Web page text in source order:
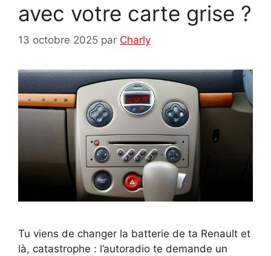
avec votre carte grise ?
13 octobre 2025 par Charly
Tu viens de changer la batterie de ta Renault et
là, catastrophe : l’autoradio te demande un